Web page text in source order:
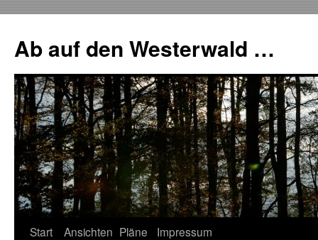
springen
Ab auf den Westerwald …
Start Ansichten Pläne Impressum